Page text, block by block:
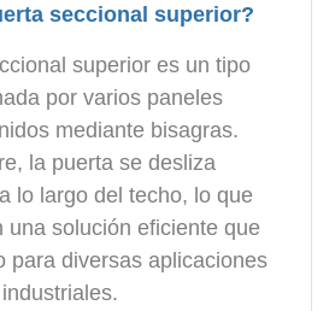
seccional superior?
superior es un tipo
por varios paneles
mediante bisagras.
la puerta se desliza
lo largo del techo, lo que
una solución eficiente que
para diversas aplicaciones